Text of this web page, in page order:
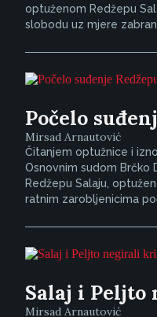
optuženom Redžepu
slobodu uz mjere
Počelo
Mirsad Arnautović
Čitanjem optužnice i
Osnovnim sudom Brčko
Redžepu Salaju,
ratnim zarobljenicima
Salaj i
Mirsad Arnautović